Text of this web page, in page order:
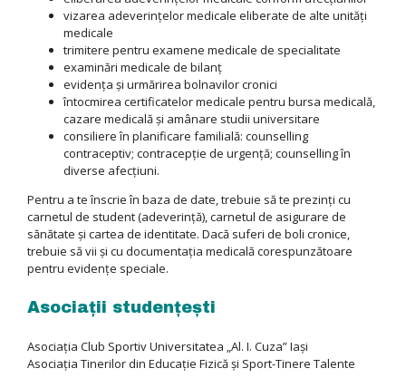
vizarea adeverinţelor medicale eliberate de alte unităţi
medicale
trimitere pentru examene medicale de specialitate
examinări medicale de bilanţ
evidenţa şi urmărirea bolnavilor cronici
întocmirea certificatelor medicale pentru bursa medicală,
cazare medicală şi amânare studii universitare
consiliere în planificare familială: counselling
contraceptiv; contracepţie de urgenţă; counselling în
diverse afecţiuni.
Pentru a te înscrie în baza de date, trebuie să te prezinţi cu
carnetul de student (adeverinţă), carnetul de asigurare de
sănătate şi cartea de identitate. Dacă suferi de boli cronice,
trebuie să vii şi cu documentaţia medicală corespunzătoare
pentru evidenţe speciale.
Asociaţii studenţeşti
Asociaţia Club Sportiv Universitatea „Al. I. Cuza” Iaşi
Asociaţia Tinerilor din Educaţie Fizică şi Sport-Tinere Talente